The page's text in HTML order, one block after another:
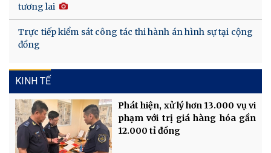
tương lai
Trực tiếp kiểm sát công tác thi hành án hình sự tại cộng
đồng
KINH TẾ
Phát hiện, xử lý hơn 13.000 vụ vi
phạm với trị giá hàng hóa gần
12.000 tỉ đồng